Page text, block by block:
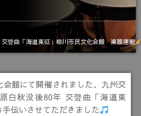
聲曲「海道東征」柳川市民文化会館 楽器運搬
館にて開催されました、九州交
白秋没後80年 交聲曲「海道東
伝いさせてただきました